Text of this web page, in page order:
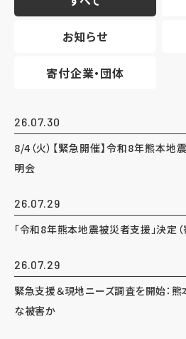
お知らせ
寄付企業・団体
26.07.30
8/4（火）【緊急開催】令和8年熊本
明会
26.07.29
「令和8年熊本地震被災者支援」決定（
26.07.29
緊急支援＆現地ニーズ調査を開始：
な被害か